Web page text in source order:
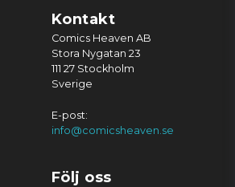
Kontakt
Comics Heaven AB
Stora Nygatan 23
111 27 Stockholm
Sverige
E-post:
info@comicsheaven.se
Följ oss